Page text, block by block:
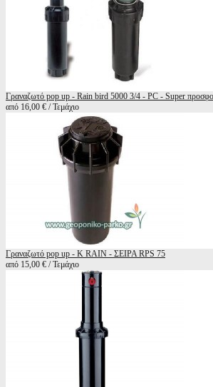
Γραναζωτό pop up - Rain bird 5000 3/4 - PC - Super
από 16,00 € / Τεμάχιο
Γραναζωτό pop up - K RAIN - ΣΕΙΡΑ RPS 75
από 15,00 € / Τεμάχιο